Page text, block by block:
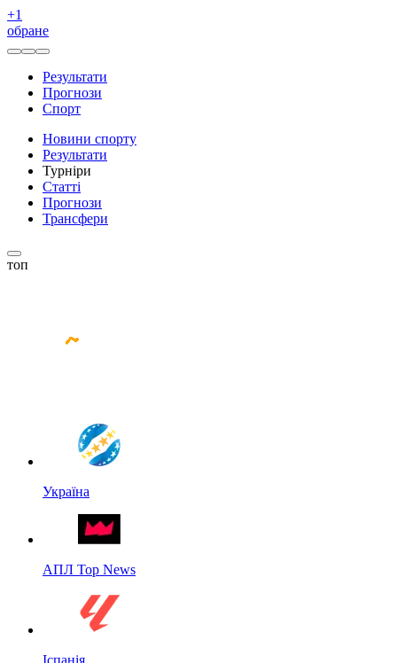
+1
обране
Результати
Прогнози
Спорт
Новини спорту
Результати
Турніри
Статті
Прогнози
Трансфери
топ
Україна
АПЛ Top News
Іспанія